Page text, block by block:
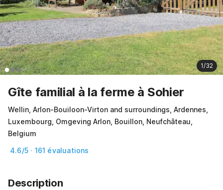
1/32
Gîte familial à la ferme à Sohier
Wellin, Arlon-Bouiloon-Virton and surroundings, Ardennes,
Luxembourg, Omgeving Arlon, Bouillon, Neufchâteau,
Belgium
4.6/5 · 161 évaluations
Description